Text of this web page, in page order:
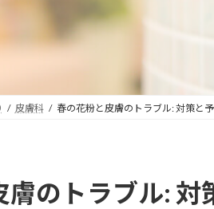
皮膚科 春の花粉と皮膚のトラブル: 対策と
膚のトラブル: 対